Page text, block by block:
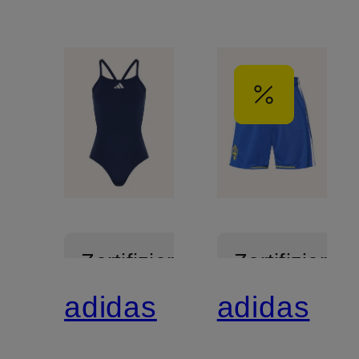
Zertifiziert
adidas
Zertifiziert
Mix &
adidas